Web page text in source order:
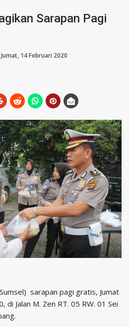
Sarapan Pagi
Jumat, 14 Februari 2020
sarapan pagi gratis, Jumat
Jalan M. Zen RT. 05 RW. 01 Sei